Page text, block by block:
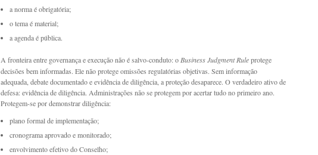
a norma é obrigatória;
o tema é material;
a agenda é pública.
A fronteira entre governança e execução não é salvo-conduto: oBusiness Judgment Ruleprotege
decisões bem informadas. Ele não protege omissões regulatórias objetivas. Sem informação
adequada, debate documentado e evidência de diligência, a proteção desaparece. O verdadeiro ativo de
defesa: evidência de diligência. Administrações não se protegem por acertar tudo no primeiro ano.
Protegem-se por demonstrar diligência:
plano formal de implementação;
cronograma aprovado e monitorado;
envolvimento efetivo do Conselho;